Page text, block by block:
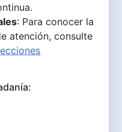
: Para conocer la
atención, consulte